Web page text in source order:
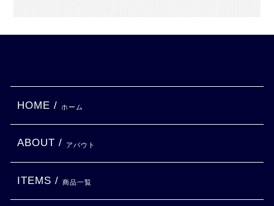
HOME / ホーム
ABOUT / アバウト
ITEMS / 商品一覧